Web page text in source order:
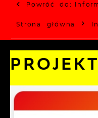
Powróć do:
Strona główna